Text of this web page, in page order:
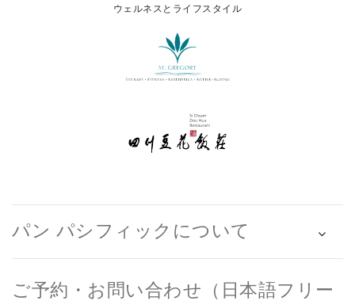
ウェルネスとライフスタイル
パン パシフィックについて
ご予約・お問い合わせ（日本語フリー